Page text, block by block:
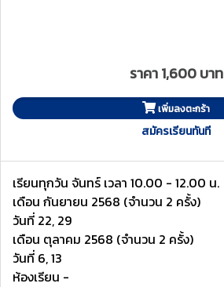
ราคา 1,600 บาท
เพิ่มลงตะกร้า
สมัครเรียนทันที
เรียนทุกวัน จันทร์ เวลา 10.00 - 12.00 น.
เดือน กันยายน 2568 (จำนวน 2 ครั้ง)
วันที่ 22, 29
เดือน ตุลาคม 2568 (จำนวน 2 ครั้ง)
วันที่ 6, 13
ห้องเรียน -